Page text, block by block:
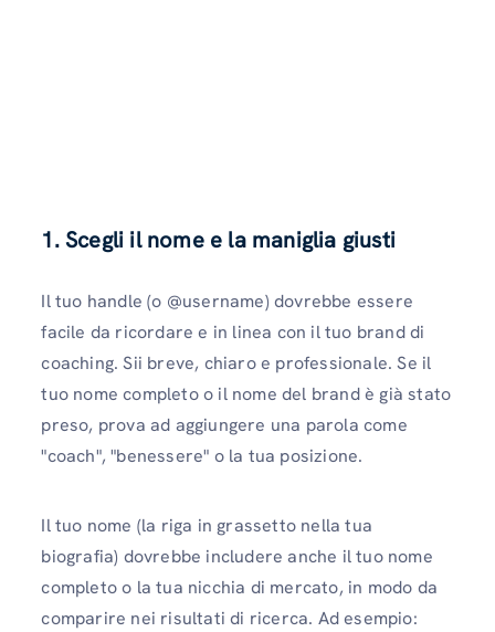
1. Scegli il nome e la maniglia giusti
Il tuo handle (o @username) dovrebbe essere
facile da ricordare e in linea con il tuo brand di
coaching. Sii breve, chiaro e professionale. Se il
tuo nome completo o il nome del brand è già stato
preso, prova ad aggiungere una parola come
"coach", "benessere" o la tua posizione.
Il tuo nome (la riga in grassetto nella tua
biografia) dovrebbe includere anche il tuo nome
completo o la tua nicchia di mercato, in modo da
comparire nei risultati di ricerca. Ad esempio: